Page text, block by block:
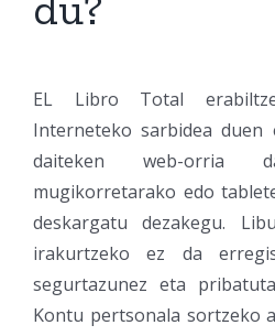
EL Libro Total
Interneteko sarbidea duen
daiteken web-orria
mugikorretarako edo
deskargatu dezakegu.
irakurtzeko ez da
segurtazunez eta
Kontu pertsonala sortzeko